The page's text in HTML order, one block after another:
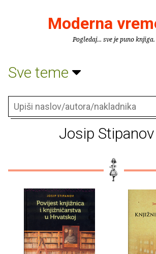
Moderna
Pogledaj... sve je puno knjiga.
Sve teme
Josip Stipanov